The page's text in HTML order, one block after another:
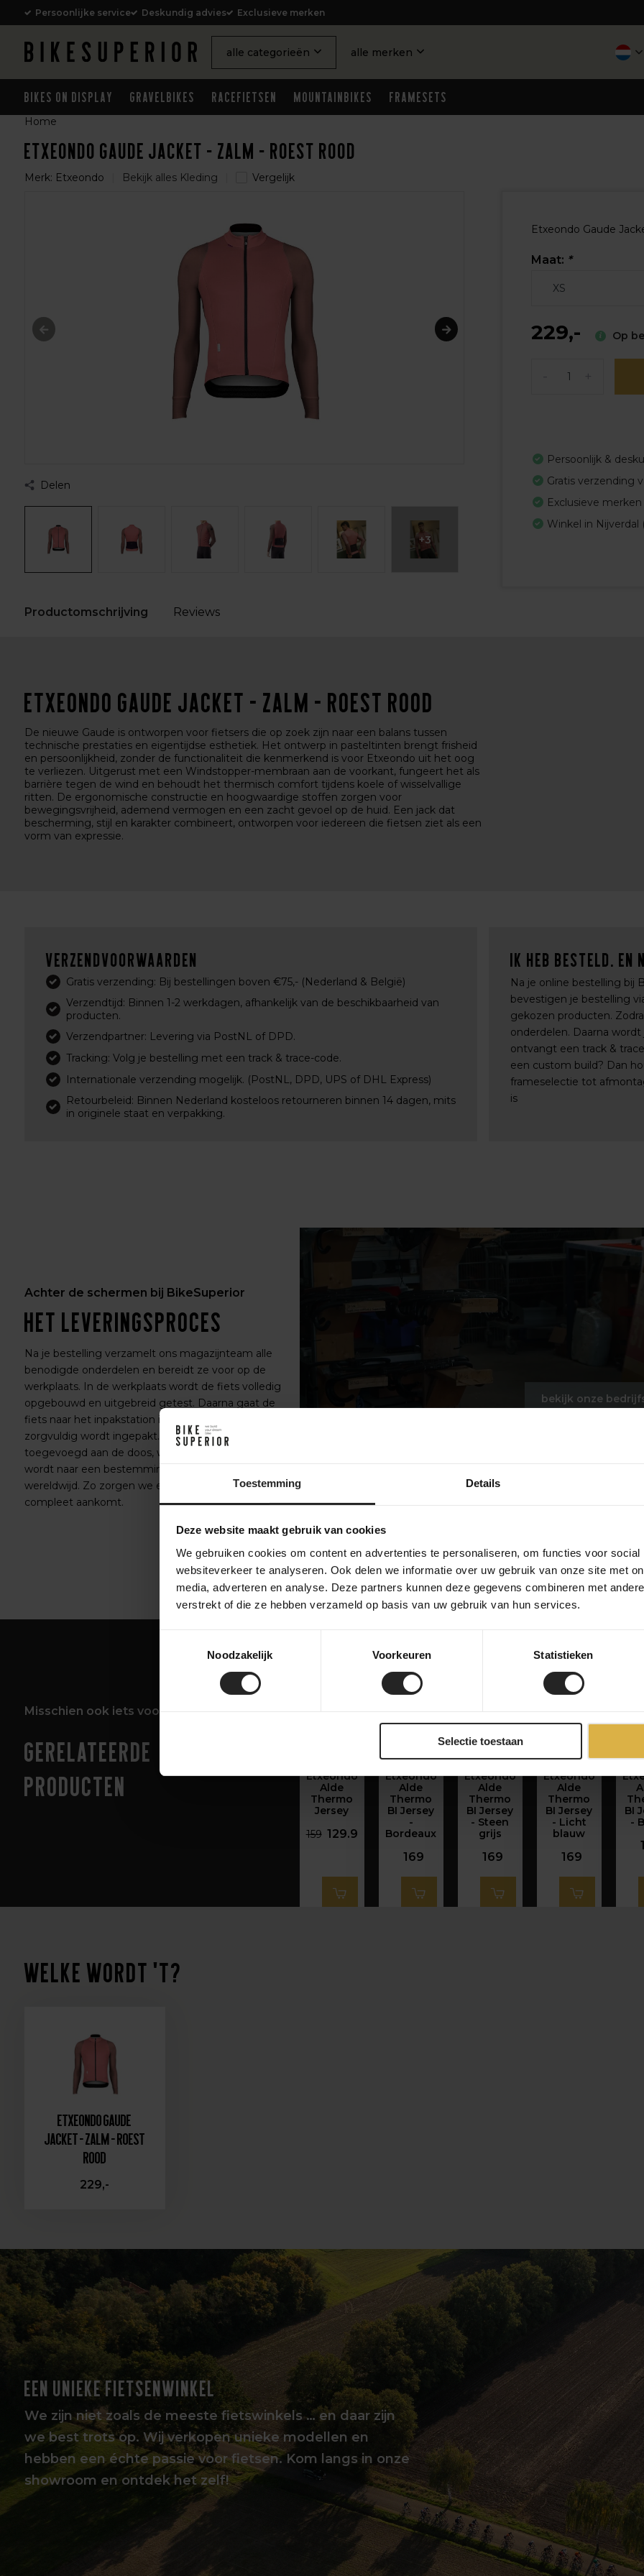
Toestemming Details
Deze website maakt gebruik van cookies
We gebruiken cookies om content en advertenties te personaliseren, om functies voor
websiteverkeer te analyseren. Ook delen we informatie over uw gebruik van onze site met
media, adverteren en analyse. Deze partners kunnen deze gegevens combineren met
verstrekt of die ze hebben verzameld op basis van uw gebruik van hun services.
Noodzakelijk
Voorkeuren Statistieken
Selectie toestaan
Persoonlijke service Deskundig advies Exclusieve merken
alle categorieën alle merken
Bikes on Display Gravelbikes Racefietsen Mountainbikes Framesets
Home
Etxeondo Gaude Jacket - Zalm - Roest rood
Merk: Etxeondo Bekijk alles Kleding Vergelijk
Delen
+3
Etxeondo Gaude
Maat: *
229,- Op
Persoonlijk &
Gratis verzending
Exclusieve merken
Winkel in Nijverdal
Productomschrijving Reviews
Etxeondo Gaude Jacket - Zalm - Roest rood
De nieuwe Gaude is ontworpen voor fietsers die op zoek zijn naar een balans tussen
technische prestaties en eigentijdse esthetiek. Het ontwerp in pasteltinten brengt frisheid
en persoonlijkheid, zonder de functionaliteit die kenmerkend is voor Etxeondo uit het oog
te verliezen. Uitgerust met een Windstopper-membraan aan de voorkant, fungeert het als
barrière tegen de wind en behoudt het thermisch comfort tijdens koele of wisselvallige
ritten. De ergonomische constructie en hoogwaardige stoffen zorgen voor
bewegingsvrijheid, ademend vermogen en een zacht gevoel op de huid. Een jack dat
bescherming, stijl en karakter combineert, ontworpen voor iedereen die fietsen ziet als een
vorm van expressie.
Verzendvoorwaarden
Gratis verzending: Bij bestellingen boven €75,- (Nederland & België)
Verzendtijd: Binnen 1-2 werkdagen, afhankelijk van de beschikbaarheid van
producten.
Verzendpartner: Levering via PostNL of DPD.
Tracking: Volg je bestelling met een track & trace-code.
Internationale verzending mogelijk. (PostNL, DPD, UPS of DHL Express)
Retourbeleid: Binnen Nederland kosteloos retourneren binnen 14 dagen, mits
in originele staat en verpakking.
Ik heb besteld. En
Na je online bestelling bij
bevestigen je bestelling
gekozen producten.
onderdelen. Daarna
ontvangt een track &
een custom build? Dan
frameselectie tot
is
Achter de schermen bij BikeSuperior
Het leveringsproces
Na je bestelling verzamelt ons magazijnteam alle
benodigde onderdelen en bereidt ze voor op de
werkplaats. In de werkplaats wordt de fiets volledig
opgebouwd en uitgebreid getest. Daarna gaat de
fiets naar het inpakstation in het magazijn, waar hij
zorgvuldig wordt ingepakt. Accessoires worden
toegevoegd aan de doos, waarna de fiets verzonden
wordt naar een bestemming in Nederland of
wereldwijd. Zo zorgen we ervoor dat je fiets veilig en
compleet aankomt.
bekijk onze
Misschien ook iets voor jou!
Gerelateerde
producten
Etxeondo
Alde
Thermo
Jersey
159 129.9
Etxeondo
Alde
Thermo
BI Jersey
-
Bordeaux
169
Etxeondo
Alde
Thermo
BI Jersey
- Steen
grijs
169
Etxeondo
Alde
Thermo
BI Jersey
- Licht
blauw
169
BI
-
Welke wordt 't?
Etxeondo Gaude
Jacket - Zalm - Roest
rood
229,-
EEN UNIEKE FIETSENWINKEL
We zijn niet zoals de meeste fietswinkels … en daar zijn
we best trots op. Wij verkopen unieke modellen en
hebben een échte passie voor fietsen. Kom langs in onze
showroom en ontdek het zelf!